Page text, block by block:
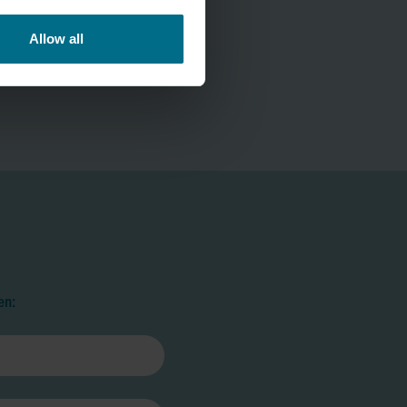
Allow all